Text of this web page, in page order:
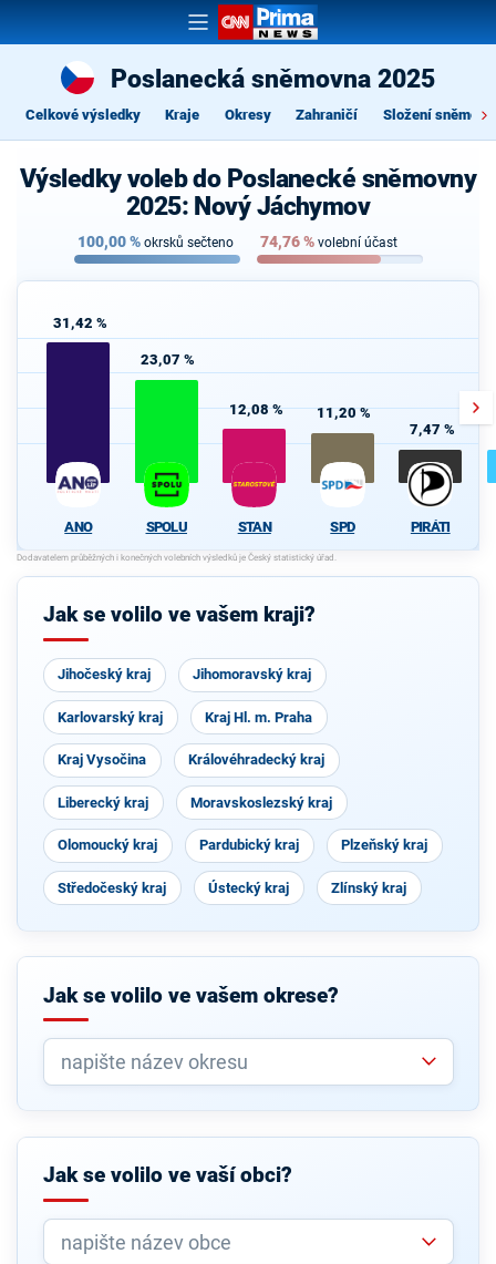
Poslanecká sněmovna 2025
Celkové výsledky Kraje Okresy Zahraničí Složení
Výsledky voleb do Poslanecké sněmovny
2025: Nový Jáchymov
100,00% okrsků sečteno 74,76% volební účast
31,42 %
ANO
23,07 %
SPOLU
12,08 %
STAN
11,20 %
SPD
7,47 %
PIRÁTI
Jak se volilo ve vašem kraji?
Jihočeský kraj Jihomoravský kraj
Karlovarský kraj Kraj Hl. m. Praha
Kraj Vysočina Královéhradecký kraj
Liberecký kraj Moravskoslezský kraj
Olomoucký kraj Pardubický kraj Plzeňský kraj
Středočeský kraj Ústecký kraj Zlínský kraj
Jak se volilo ve vašem okrese?
Jak se volilo ve vaší obci?